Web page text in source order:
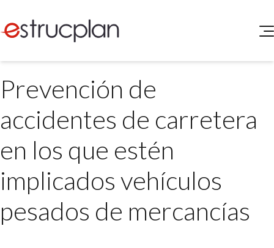
SERVICIOS
Medio Ambiente
Legislación
INGRESAR
Buscador de Legislación
Matriz Premium
Matriz Profesional
Prevención de
accidentes de carretera
en los que estén
implicados vehículos
pesados de mercancías